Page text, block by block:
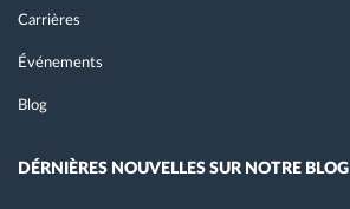
Carrières
Événements
Blog
DÉRNIÈRES NOUVELLES SUR NOTRE BLOG